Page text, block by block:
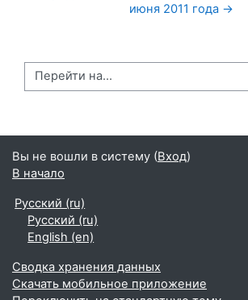
июня 2011 года →
Перейти на...
Вы не вошли в систему (Вход)
В начало
Русский ‎(ru)‎
Русский ‎(ru)‎
English ‎(en)‎
Сводка хранения данных
Скачать мобильное приложение